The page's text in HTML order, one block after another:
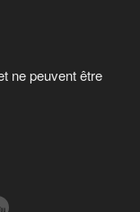
ne peuvent être